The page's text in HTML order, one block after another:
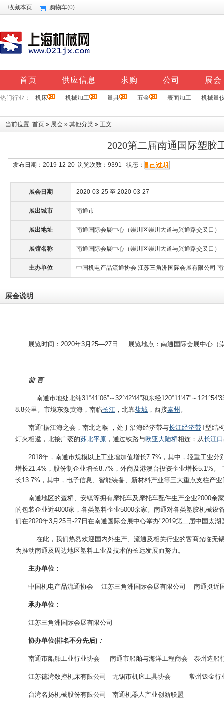
收藏本页 购物车(0)
首页 供应信息 求购 公司 展会
热门行业： 机床 机械加工 量具 五金 表面加工 机械量
当前位置: 首页 » 展会 » 其他分类 » 正文
2020第二届南通国际塑胶
发布日期：2019-12-20 浏览次数： 9391 状态：
展会日期 2020-03-25 至 2020-03-27
展出城市 南通市
展出地址 南通国际会展中心（崇川区崇川大道与兴通路交叉口）
展馆名称 南通国际会展中心（崇川区崇川大道与兴通路交叉口）
主办单位 中国机电产品流通协会 江苏三角洲国际会展有限公司
展会说明
展览时间：2020年3月25—27日 展览地点：南通国际会展中心（
前 言
南通市地处北纬31°41’06”～32°42'44”和东经120°11'47”～
8.8公里。市境东濒黄海，南临长江 ，北靠盐城 ，西接泰州 。
南通“据江海之会，南北之喉”，处于沿海经济带与长江经济带T型结
灯火相邀，北接广袤的苏北平原 ，通过铁路与欧亚大陆桥相连；从长江口
2018年，南通市规模以上工业增加值增长7.7%，其中，轻重工业
增长21.4%，股份制企业增长8.7%，外商及港澳台投资企业增长5.1%。
长13.7%，其中，电子信息、智能装备、新材料产业等三大重点支柱产
南通地区的查桥、安镇等拥有摩托车及摩托车配件生产企业2000余
的包装企业近4000家，各类塑料企业5000余家。南通对各类塑胶机械设
们在2020年3月25日-27日在南通国际会展中心举办"2019第二届中国太
在此，我们热烈欢迎国内外生产、流通及相关行业的客商光临无
为推动南通及周边地区塑料工业及技术的长远发展而努力。
主办单位：
中国机电产品流通协会 江苏三角洲国际会展有限公司 南通挺近
承办单位：
江苏三角洲国际会展有限公司
协办单位(排名不分先后) ：
南通市船舶工业行业协会 南通市船舶与海洋工程商会 泰州造船
江苏德湾数控机床有限公司 无锡市机床工具协会 常州钣金行
台湾名扬机械股份有限公司 南通机器人产业创新联盟